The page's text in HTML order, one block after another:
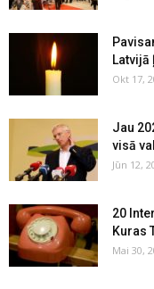
Okt 17,
Jau
visā
Jūn 12,
20
Kuras
Mai 30,